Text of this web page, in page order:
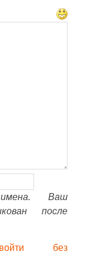
имена. Ваш
после
без